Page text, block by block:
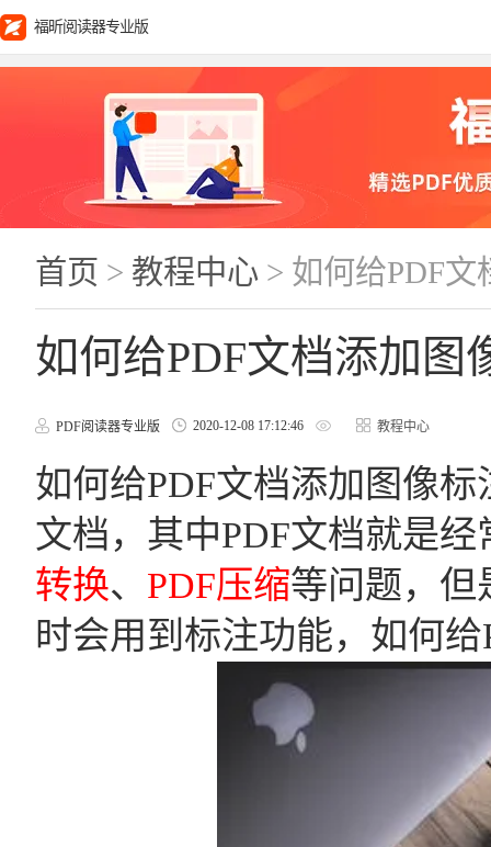
福昕阅读器专业版
首页 > 教程中心 > 如何给PDF
如何给PDF文档添加图
PDF阅读器专业版 2020-12-08 17:12:46 教程中心
如何给PDF文档添加图像
文档，其中PDF文档就是
转换、 PDF压缩等问题，但
时会用到标注功能，如何